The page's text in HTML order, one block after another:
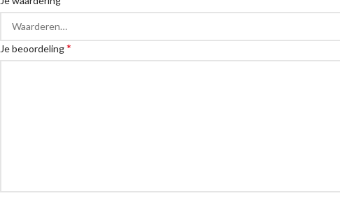
Je beoordeling*